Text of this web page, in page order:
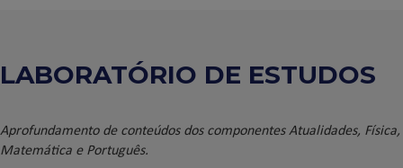
LABORATÓRIO DE ESTUDOS
Aprofundamento de conteúdos dos componentes Atualidades, Física,
Matemática e Português.